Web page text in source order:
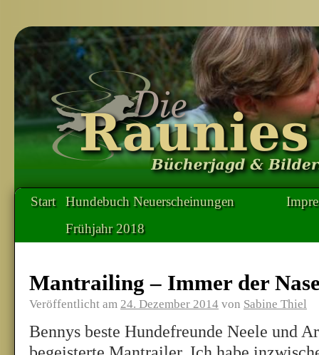
Start
Hundebuch Neuerscheinungen
Frühjahr 2018
Mantrailing – Immer der
Veröffentlicht am 24. Dezember 2014 von Sabine Thiel
Bennys beste Hundefreunde Neele und